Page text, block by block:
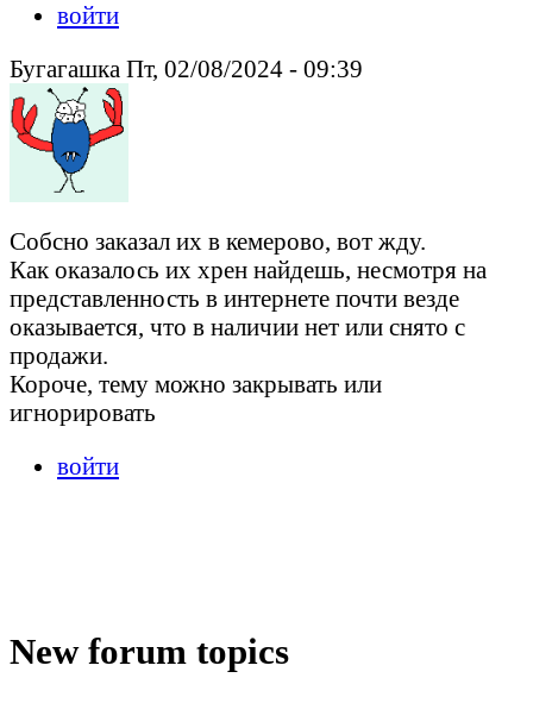
войти
Бугагашка Пт, 02/08/2024 - 09:39
Собсно заказал их в кемерово, вот жду.
Как оказалось их хрен найдешь, несмотря на
представленность в интернете почти везде
оказывается, что в наличии нет или снято с
продажи.
Короче, тему можно закрывать или
игнорировать
войти
New forum topics